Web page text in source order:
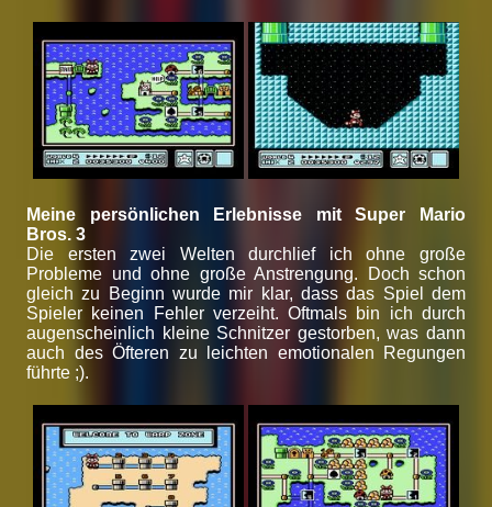
Meine persönlichen Erlebnisse mit Super Mario
Bros. 3
Die ersten zwei Welten durchlief ich ohne große
Probleme und ohne große Anstrengung. Doch schon
gleich zu Beginn wurde mir klar, dass das Spiel dem
Spieler keinen Fehler verzeiht. Oftmals bin ich durch
augenscheinlich kleine Schnitzer gestorben, was dann
auch des Öfteren zu leichten emotionalen Regungen
führte ;).